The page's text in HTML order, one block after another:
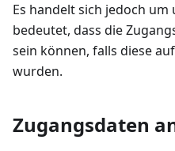
Es handelt sich jedoch
bedeutet, dass die
sein können, falls diese
wurden.
Zugangsdaten